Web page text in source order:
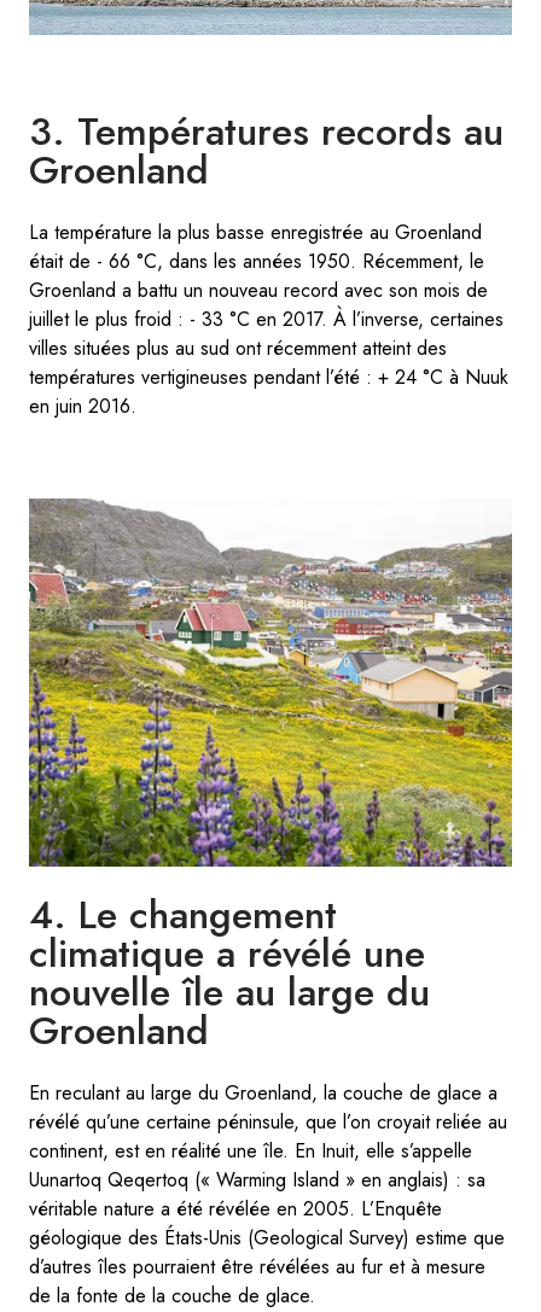
3. Températures records au
Groenland
La température la plus basse enregistrée au Groenland
était de - 66 °C, dans les années 1950. Récemment, le
Groenland a battu un nouveau record avec son mois de
juillet le plus froid : - 33 °C en 2017. À l’inverse, certaines
villes situées plus au sud ont récemment atteint des
températures vertigineuses pendant l’été : + 24 °C à Nuuk
en juin 2016.
4. Le changement
climatique a révélé une
nouvelle île au large du
Groenland
En reculant au large du Groenland, la couche de glace a
révélé qu’une certaine péninsule, que l’on croyait reliée au
continent, est en réalité une île. En Inuit, elle s’appelle
Uunartoq Qeqertoq (« Warming Island » en anglais) : sa
véritable nature a été révélée en 2005. L’Enquête
géologique des États-Unis (Geological Survey) estime que
d’autres îles pourraient être révélées au fur et à mesure
de la fonte de la couche de glace.